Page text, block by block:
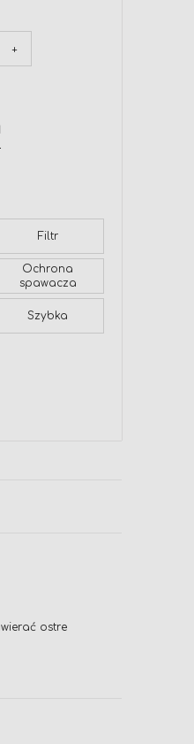
+
Filtr
Ochrona
spawacza
Szybka
ostre